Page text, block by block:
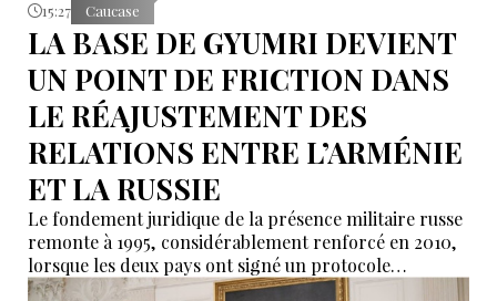
15:27 Caucase
LA BASE DE GYUMRI DEVIENT
UN POINT DE FRICTION DANS
LE RÉAJUSTEMENT DES
RELATIONS ENTRE L’ARMÉNIE
ET LA RUSSIE
Le fondement juridique de la présence militaire russe
remonte à 1995, considérablement renforcé en 2010,
lorsque les deux pays ont signé un protocole
additionnel prolongeant sa validité jusqu’en 2044.